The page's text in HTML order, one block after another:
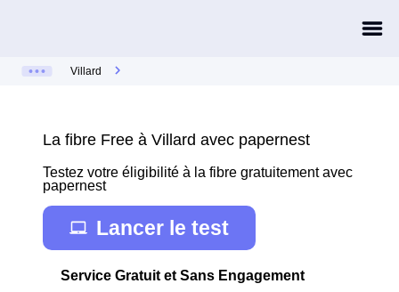
Villard
La fibre Free à Villard avec papernest
Testez votre éligibilité à la fibre gratuitement avec
papernest
Lancer le test
Service Gratuit et Sans Engagement